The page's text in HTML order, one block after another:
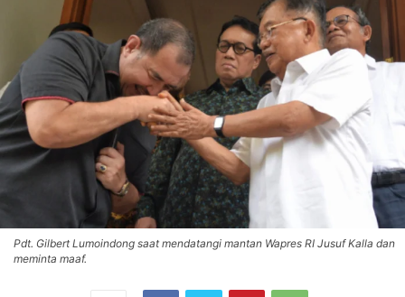
Pdt. Gilbert Lumoindong saat mendatangi mantan Wapres RI Jusuf Kalla dan
meminta maaf.